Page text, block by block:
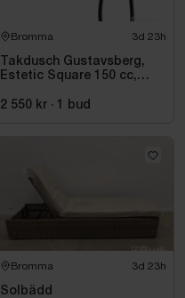
Bromma 3d 23h
Takdusch Gustavsberg,
Estetic Square 150 cc,
2 550 kr · 1 bud
Bromma 3d 23h
Solbädd